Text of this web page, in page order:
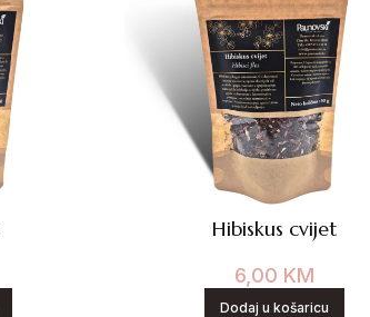
Hibiskus cvijet
6,00 KM
Dodaj u košaricu